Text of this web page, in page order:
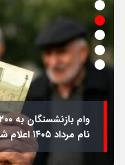
نام مرداد ۱۴۰۵ اعلام شد